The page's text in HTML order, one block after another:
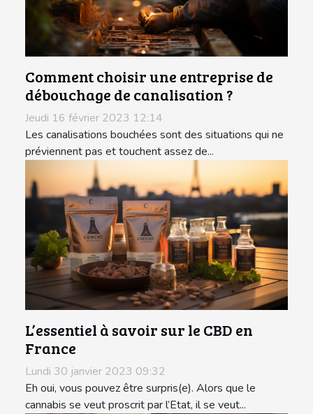
Comment choisir une entreprise de
débouchage de canalisation ?
Jeudi 16 février 2023 12:14
Les canalisations bouchées sont des situations qui ne
préviennent pas et touchent assez de...
L’essentiel à savoir sur le CBD en
France
Lundi 30 janvier 2023 09:32
Eh oui, vous pouvez être surpris(e). Alors que le
cannabis se veut proscrit par l’Etat, il se veut...